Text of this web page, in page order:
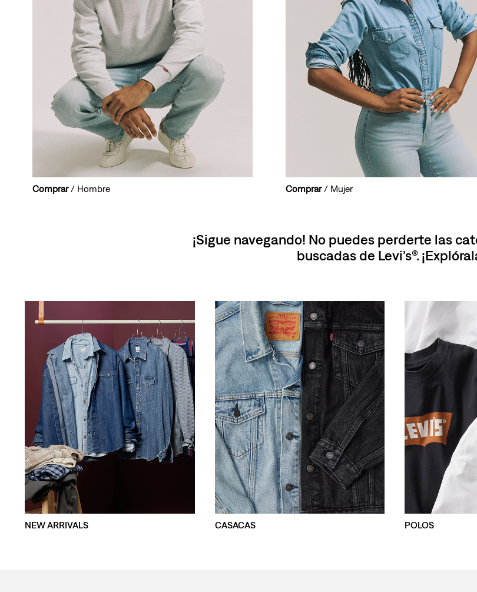
Comprar/ Hombre Comprar/ Mujer
¡Sigue navegando! No puedes perderte las
buscadas de Levi’s®.
NEW ARRIVALS CASACAS POLOS
501 mujer